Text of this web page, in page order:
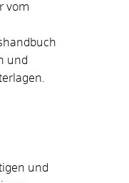
vom
und
und